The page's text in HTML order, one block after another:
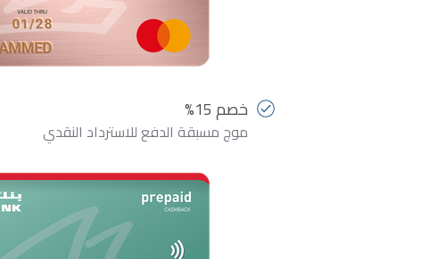
خصم 15%
موج مسبقة الدفع للاسترداد النقدي